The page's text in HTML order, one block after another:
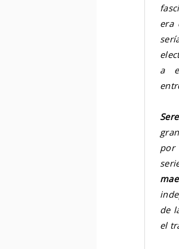
era
a
por
de
el